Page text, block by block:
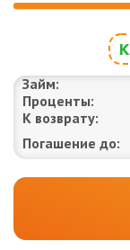
Займ:
Проценты:
К возврату:
Погашение до: